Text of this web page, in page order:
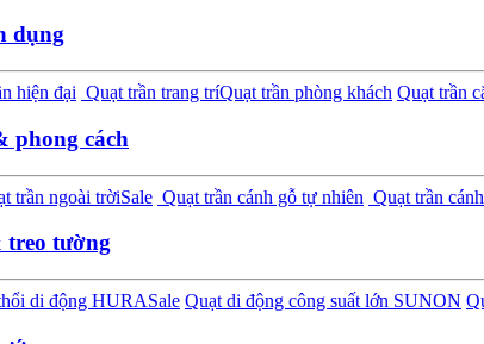
dụng
hiện đại Quạt trần trang tríQuạt trần phòng khách Quạt trần
phong cách
trần ngoài trờiSale Quạt trần cánh gỗ tự nhiên Quạt trần
treo tường
di động HURASale Quạt di động công suất lớn SUNON